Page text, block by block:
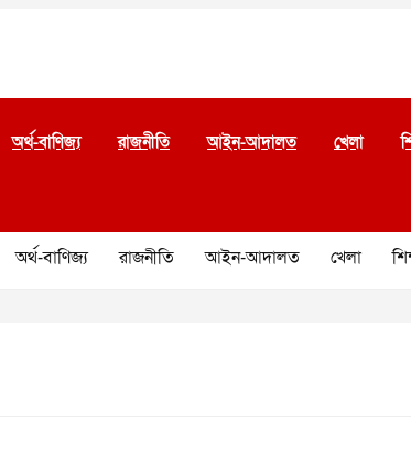
অর্থ-বাণিজ্য রাজনীতি আইন-আদালত খেলা
অর্থ-বাণিজ্য রাজনীতি আইন-আদালত খেলা